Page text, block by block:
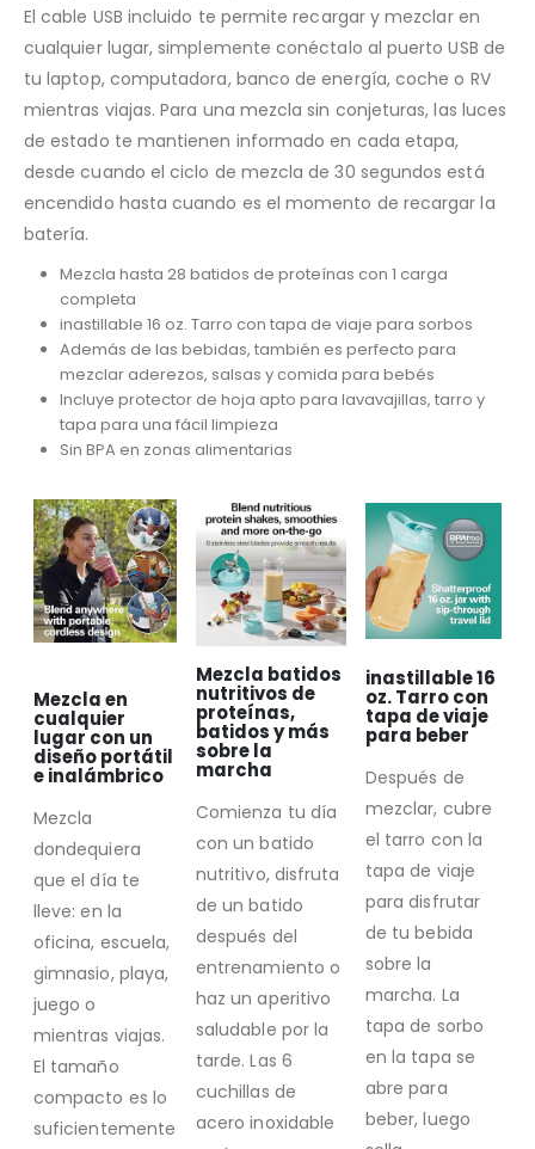
El cable USB incluido te permite recargar y mezclar en
cualquier lugar, simplemente conéctalo al puerto USB de
tu laptop, computadora, banco de energía, coche o RV
mientras viajas. Para una mezcla sin conjeturas, las luces
de estado te mantienen informado en cada etapa,
desde cuando el ciclo de mezcla de 30 segundos está
encendido hasta cuando es el momento de recargar la
batería.
Mezcla hasta 28 batidos de proteínas con 1 carga
completa
inastillable 16 oz. Tarro con tapa de viaje para sorbos
Además de las bebidas, también es perfecto para
mezclar aderezos, salsas y comida para bebés
Incluye protector de hoja apto para lavavajillas, tarro y
tapa para una fácil limpieza
Sin BPA en zonas alimentarias
Mezcla en
cualquier
lugar con un
diseño portátil
e inalámbrico
Mezcla
dondequiera
que el día te
lleve: en la
oficina, escuela,
gimnasio, playa,
juego o
mientras viajas.
El tamaño
compacto es lo
suficientemente
Mezcla batidos
nutritivos de
proteínas,
batidos y más
sobre la
marcha
Comienza tu día
con un batido
nutritivo, disfruta
de un batido
después del
entrenamiento o
haz un aperitivo
saludable por la
tarde. Las 6
cuchillas de
acero inoxidable
inastillable 16
oz. Tarro con
tapa de viaje
para beber
Después de
mezclar, cubre
el tarro con la
tapa de viaje
para disfrutar
de tu bebida
sobre la
marcha. La
tapa de sorbo
en la tapa se
abre para
beber, luego